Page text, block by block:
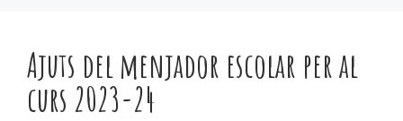
Ajuts del menjador escolar per al
curs 2023-24